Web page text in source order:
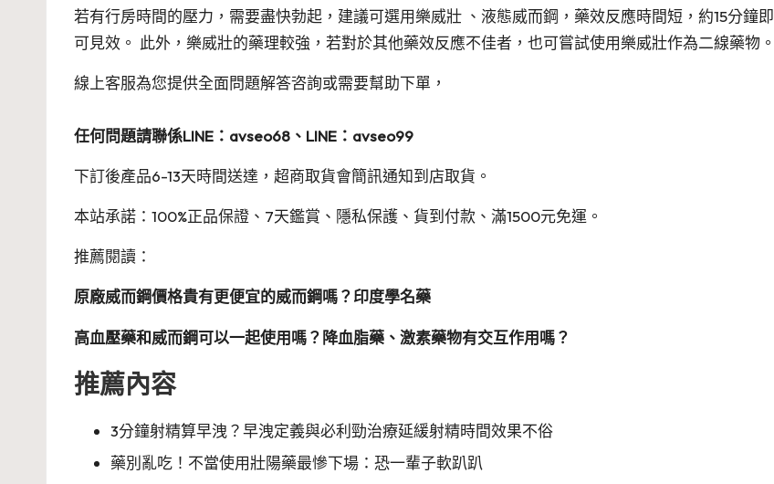
若有行房時間的壓力，需要盡快勃起，建議可選用樂威壯 、液態威而鋼，藥效反應時間短，約15分鐘即
可見效。 此外，樂威壯的藥理較強，若對於其他藥效反應不佳者，也可嘗試使用樂威壯作為二線藥物。
線上客服為您提供全面問題解答咨詢或需要幫助下單，
任何問題請聯係LINE：avseo68、LINE：avseo99
下訂後產品6-13天時間送達，超商取貨會簡訊通知到店取貨。
本站承諾：100%正品保證、7天鑑賞、隱私保護、貨到付款、滿1500元免運。
推薦閱讀：
原廠威而鋼價格貴有更便宜的威而鋼嗎？印度學名藥
高血壓藥和威而鋼可以一起使用嗎？降血脂藥、激素藥物有交互作用嗎？
推薦內容
3分鐘射精算早洩？早洩定義與必利勁治療延緩射精時間效果不俗
藥別亂吃！不當使用壯陽藥最慘下場：恐一輩子軟趴趴